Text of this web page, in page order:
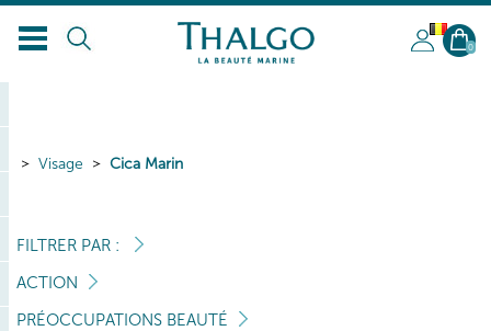
BL
0
Visage Cica Marin
FILTRER PAR :
ACTION
PRÉOCCUPATIONS BEAUTÉ